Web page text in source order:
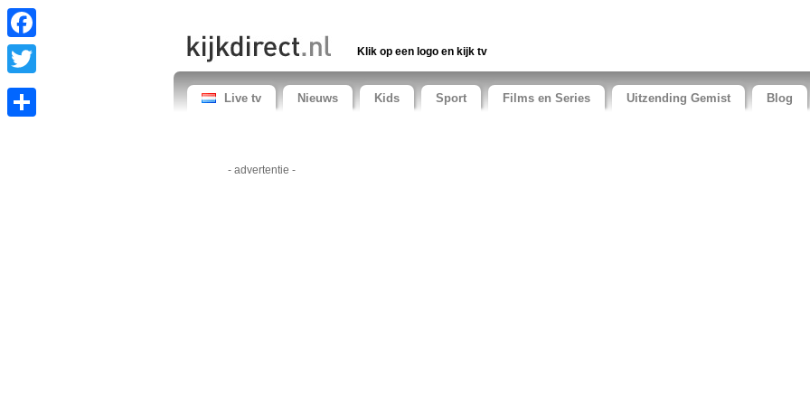
Facebook
Twitter
Klik op een logo en kijk tv
Live tv Nieuws Kids Sport Films en Series Uitzending Gemist Blog
- advertentie -